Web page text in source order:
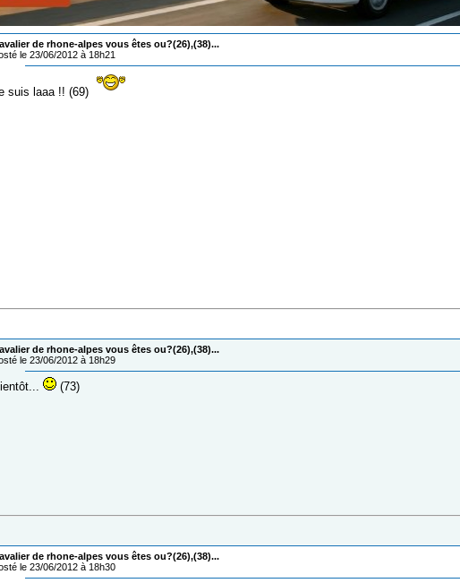
de rhone-alpes vous êtes ou?(26),(38)...
le 23/06/2012 à 18h21
suis laaa !! (69)
de rhone-alpes vous êtes ou?(26),(38)...
le 23/06/2012 à 18h29
(73)
de rhone-alpes vous êtes ou?(26),(38)...
le 23/06/2012 à 18h30